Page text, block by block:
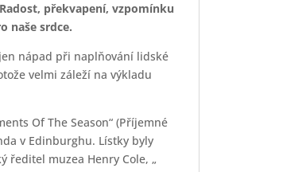
překvapení, vzpomínku
naše srdce.
nápad při naplňování lidské
velmi záleží na výkladu
Of The Season“ (Příjemné
v Edinburghu. Lístky byly
ředitel muzea Henry Cole, „